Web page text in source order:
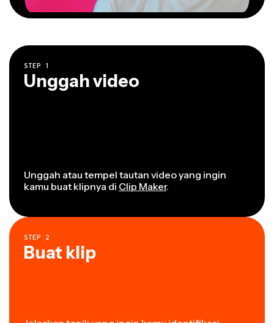
STEP 1
Unggah video
Unggah atau tempel tautan video yang ingin
kamu buat klipnya di Clip Maker.
STEP 2
Buat klip